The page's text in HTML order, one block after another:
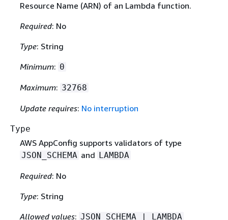
Resource Name (ARN) of an Lambda function.
Required: No
Type: String
Minimum: 0
Maximum: 32768
Update requires: No interruption
Type
AWS AppConfig supports validators of type
JSON_SCHEMA and LAMBDA
Required: No
Type: String
Allowed values: JSON_SCHEMA | LAMBDA